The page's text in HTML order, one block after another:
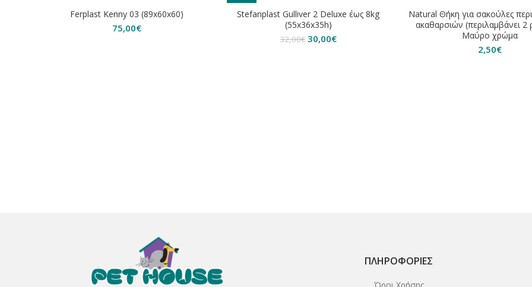
Ferplast Kenny 03 (89x60x60)
75,00€
-6%
Stefanplast Gulliver 2 Deluxe έως 8kg
(55x36x35h)
32,00€ Original
30,00€Η
Natural Θήκη για σακούλες
ακαθαρσιών (περιλαμβάνει 2
Μαύρο χρώμα
2,50€
ΠΛΗΡΟΦΟΡΊΕΣ
Όροι Χρήσης